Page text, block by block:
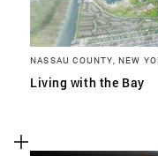
NASSAU COUNTY, NEW
Living with the Bay